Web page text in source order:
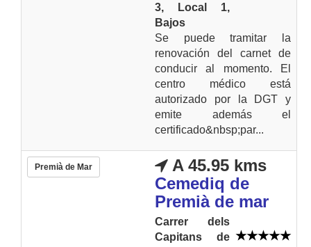
3, Local 1,
Bajos
Se puede tramitar la
renovación del carnet de
conducir al momento. El
centro médico está
autorizado por la DGT y
emite además el
certificado&nbsp;par...
Premià de Mar
A 45.95 kms
Cemediq de
Premià de mar
Carrer dels
Capitans de